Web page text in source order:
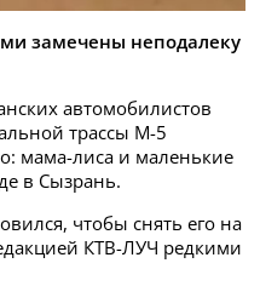
замечены неподалеку
автомобилистов
трассы М-5
мама-лиса и маленькие
в Сызрань.
чтобы снять его на
КТВ-ЛУЧ редкими